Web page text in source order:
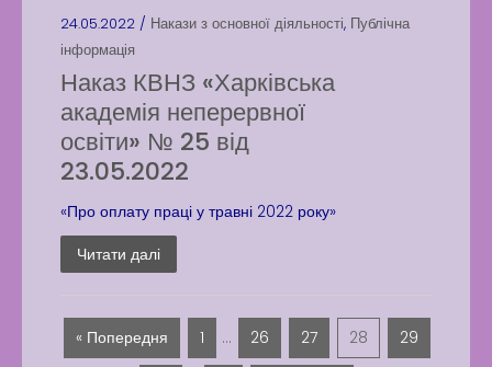
24.05.2022 / Накази з основної діяльності, Публічна
інформація
Наказ КВНЗ «Харківська
академія неперервної
освіти» № 25 від
23.05.2022
«Про оплату праці у травні 2022 року»
Читати далі
« Попередня 1 … 26 27 28 29